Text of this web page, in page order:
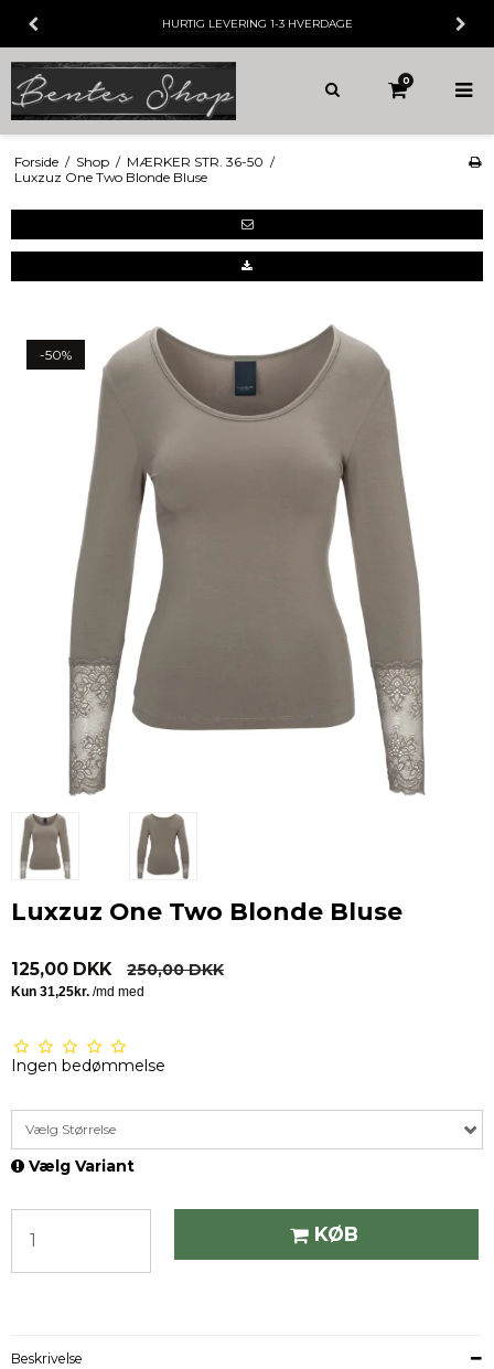
HURTIG LEVERING 1-3 HVERDAGE
0
Forside / Shop / MÆRKER STR. 36-50 /
Luxzuz One Two Blonde Bluse
-50%
Luxzuz One Two Blonde Bluse
125,00 DKK 250,00 DKK
Ingen bedømmelse
Vælg Størrelse
Vælg Variant
KØB
Beskrivelse